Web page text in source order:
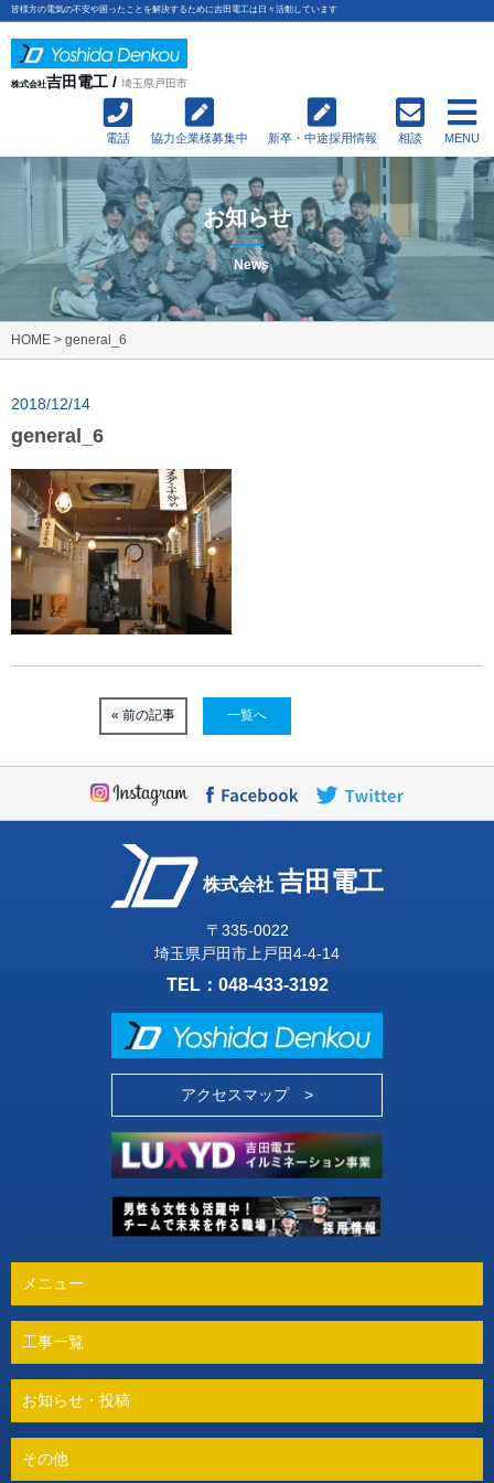
皆様方の電気の不安や困ったことを解決するために吉田電工は日々活動しています
株式会社吉田電工 / 埼玉県戸田市
電話 協力企業様募集中 新卒・中途採用情報 相談 MENU
お知らせ
News
HOME > general_6
2018/12/14
general_6
« 前の記事 一覧へ
株式会社 吉田電工
〒335-0022
埼玉県戸田市上戸田4-4-14
TEL： 048-433-3192
アクセスマップ >
メニュー
工事一覧
お知らせ・投稿
その他